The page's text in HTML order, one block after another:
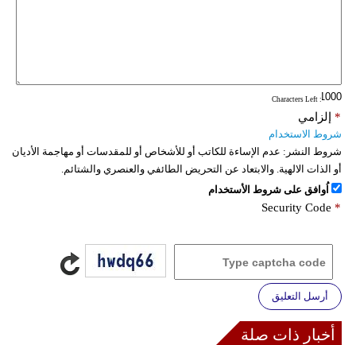
: Characters Left
إلزامي *
شروط الاستخدام
شروط النشر: عدم الإساءة للكاتب أو للأشخاص أو للمقدسات أو مهاجمة الأديان
أو الذات الالهية. والابتعاد عن التحريض الطائفي والعنصري والشتائم.
اُوافق على شروط الأستخدام
Security Code *
أرسل التعليق
أخبار ذات صلة